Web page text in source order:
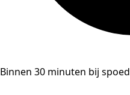
Binnen 30 minuten bij spoed